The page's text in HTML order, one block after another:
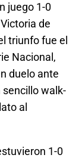
juego 1-0
de
triunfo fue el
Nacional,
duelo ante
walk-
al
1-0